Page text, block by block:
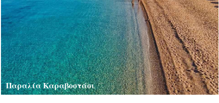
Παραλία Καραβοστάσι